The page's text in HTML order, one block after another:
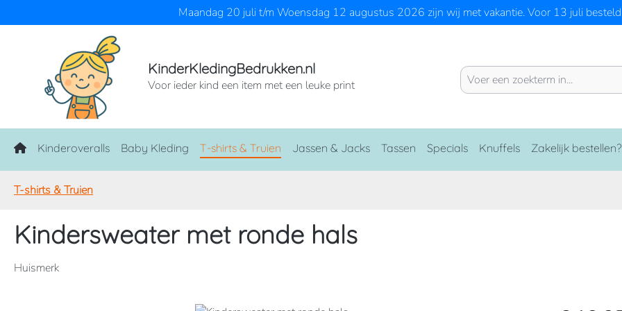
Maandag 20 juli t/m Woensdag 12 augustus 2026 zijn wij met vakantie. Voor 13 juli
KinderKledingBedrukken.nl
Voor ieder kind een item met een leuke print
Home
Kinderoveralls Baby Kleding T-shirts & Truien Jassen & Jacks Tassen Specials Knuffels Zakelijk bestellen?
T-shirts & Truien
Kindersweater met ronde hals
Huismerk